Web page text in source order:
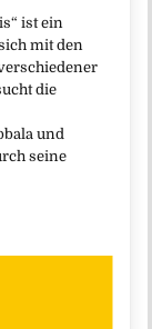
ist ein
mit den
die
und
seine